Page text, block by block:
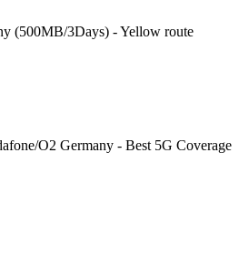
(500MB/3Days) - Yellow route
O2 Germany - Best 5G Coverage